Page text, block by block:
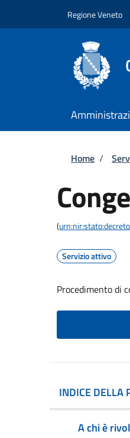
Regione Veneto
Home /
(
Servizio attivo
Procedimento di
INDICE DELLA
A chi è